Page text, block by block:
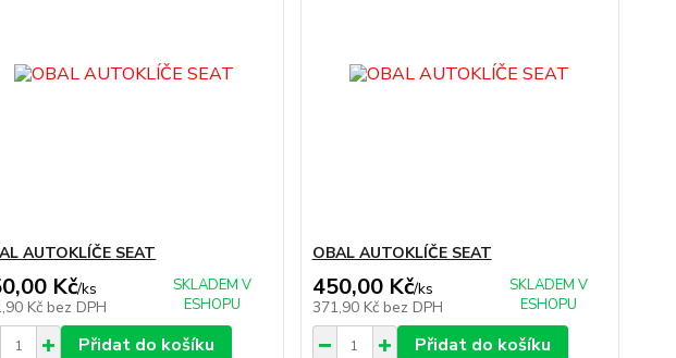
AUTOKLÍČE SEAT
Kč/ks
Kč bez DPH
SKLADEM V
ESHOPU
Přidat do košíku
OBAL AUTOKLÍČE SEAT
450,00 Kč/ks
371,90 Kč bez DPH
SKLADEM V
ESHOPU
Přidat do košíku